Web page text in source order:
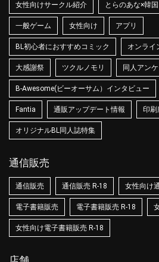
女性向けサークル紹介 とらのあな×韓国
一般ゲーム 女性向け アプリ
BL初心者におすすめコミック オンライ
大感謝祭 ツクルノモリ 同人アンケ
B-Awesome(ビーオーサム）インタビュー
Fantia 通販アップデート情報 印刷
オリジナルBL同人誌特集
通信販売
通信販売 通信販売 R-18 女性向け
電子書籍販売 電子書籍販売 R-18
女性向け電子書籍販売 R-18